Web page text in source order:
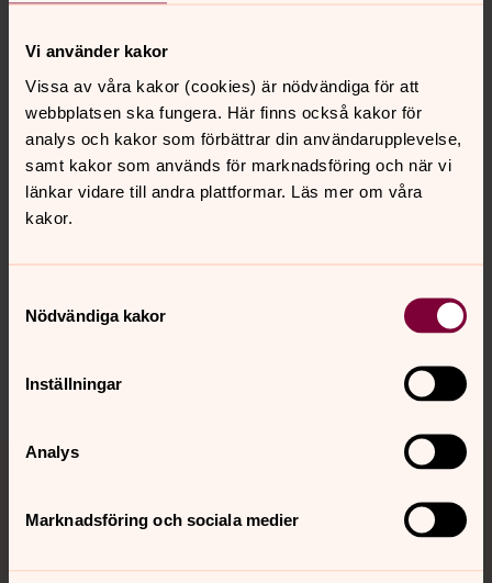
Vi använder kakor
Vissa av våra kakor (cookies) är nödvändiga för att
webbplatsen ska fungera. Här finns också kakor för
analys och kakor som förbättrar din användarupplevelse,
samt kakor som används för marknadsföring och när vi
länkar vidare till andra plattformar. Läs mer om våra
kakor.
Nödvändiga kakor
Inställningar
Analys
Marknadsföring och sociala medier
och Daniel Brännström.
Hjärtligt välkommen att sjunga tillsammans, härliga,
somriga sånger!
Kl 17.00-21.00
Foodtrucken Gredelin Gastro Hub är på plats utanför
kyrkan, så middagsmaten är fixad! Kom och mingla!
innehåll?
Dela
Tillbaka till toppen
Tillbaka till innehållet